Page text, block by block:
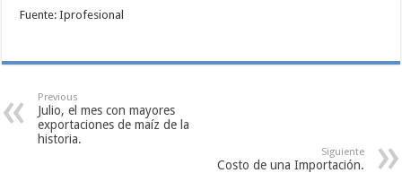
Fuente: Iprofesional
Previous
Julio, el mes con mayores
exportaciones de maíz de la
historia.
Siguiente
Costo de una Importación.